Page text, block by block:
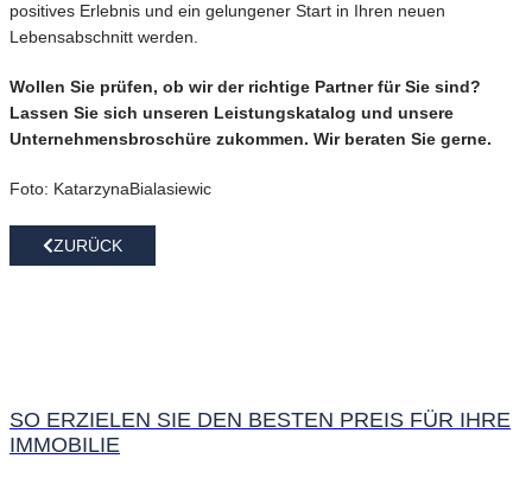
positives Erlebnis und ein gelungener Start in Ihren neuen
Lebensabschnitt werden.
Wollen Sie prüfen, ob wir der richtige Partner für Sie sind?
Lassen Sie sich unseren Leistungskatalog und unsere
Unternehmensbroschüre zukommen. Wir beraten Sie gerne.
Foto: KatarzynaBialasiewic
ZURÜCK
SO ERZIELEN SIE DEN BESTEN PREIS FÜR IHRE
IMMOBILIE